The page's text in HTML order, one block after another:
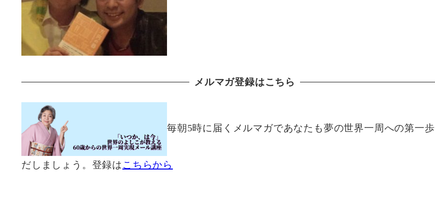
メルマガ登録はこちら
毎朝5時に届くメルマガであなたも夢の世界一周への第一
だしましょう。登録は こちらから